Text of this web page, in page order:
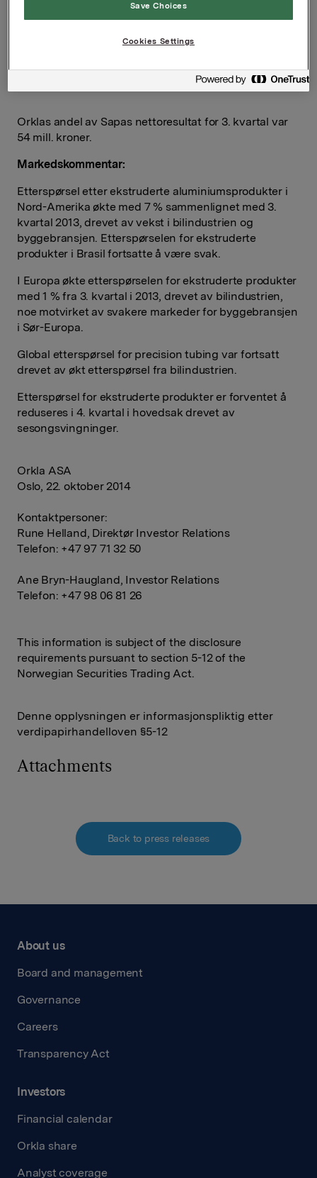
-1 985 198
Orklas andel av Sapas nettoresultat for 3. kvartal var
54 mill. kroner.
Markedskommentar:
Etterspørsel etter ekstruderte aluminiumsprodukter i
Nord-Amerika økte med 7 % sammenlignet med 3.
kvartal 2013, drevet av vekst i bilindustrien og
byggebransjen. Etterspørselen for ekstruderte
produkter i Brasil fortsatte å være svak.
I Europa økte etterspørselen for ekstruderte produkter
med 1 % fra 3. kvartal i 2013, drevet av bilindustrien,
noe motvirket av svakere markeder for byggebransjen
i Sør-Europa.
Global etterspørsel for precision tubing var fortsatt
drevet av økt etterspørsel fra bilindustrien.
Etterspørsel for ekstruderte produkter er forventet å
reduseres i 4. kvartal i hovedsak drevet av
sesongsvingninger.
Orkla ASA
Oslo, 22. oktober 2014
Kontaktpersoner:
Rune Helland, Direktør Investor Relations
Telefon: +47 97 71 32 50
Ane Bryn-Haugland, Investor Relations
Telefon: +47 98 06 81 26
This information is subject of the disclosure
requirements pursuant to section 5-12 of the
Norwegian Securities Trading Act.
Denne opplysningen er informasjonspliktig etter
verdipapirhandelloven §5-12
Attachments
Back to press releases
About us
Board and management
Governance
Careers
Transparency Act
Investors
Financial calendar
Orkla share
Analyst coverage
Save Choices
Cookies Settings